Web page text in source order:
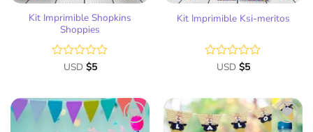
Kit Imprimible Shopkins
Shoppies
Valorado
de
USD $5
Kit Imprimible Ksi-meritos
Valorado
de
5
USD $5